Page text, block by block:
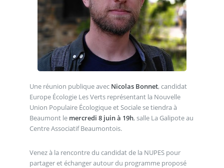
Une réunion publique avec Nicolas Bonnet, candidat
Europe Écologie Les Verts représentant la Nouvelle
Union Populaire Écologique et Sociale se tiendra à
Beaumont le mercredi 8 juin à 19h, salle La Galipote au
Centre Associatif Beaumontois.
Venez à la rencontre du candidat de la NUPES pour
partager et échanger autour du programme proposé